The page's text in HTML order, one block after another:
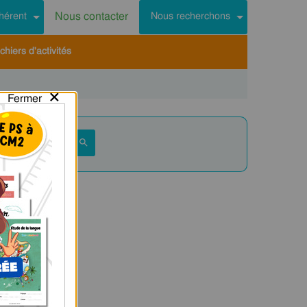
Nous contacter Nous recherchons
d'activités
Fermer×